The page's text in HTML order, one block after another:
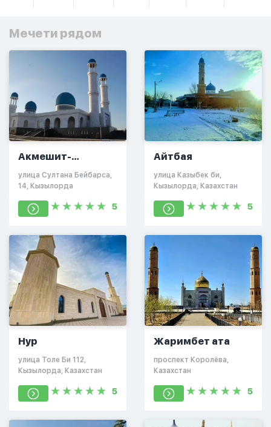
Мечети рядом
Акмешит-
Сырдарья
​улица Султана Бейбарса,
14, Кызылорда
5
Айтбая
улица Казыбек би,
Кызылорда, Казахстан
5
Нур
улица Толе Би 112,
Кызылорда, Казахстан
5
Жаримбет ата
проспект Королёва,
Казахстан
5